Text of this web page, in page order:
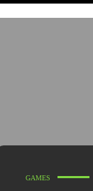
GAMES